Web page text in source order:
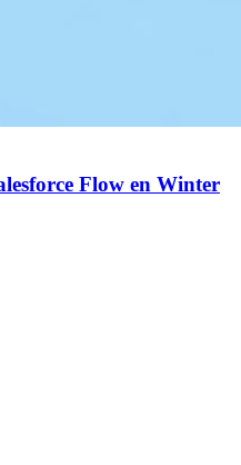
Flow en Winter